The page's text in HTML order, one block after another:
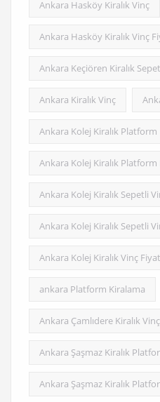
Ankara Hasköy Kiralık Vinç
Ankara Hasköy Kiralık Vinç
Ankara Keçiören Kiralık
Ankara Kiralık Vinç
Ankara Kolej Kiralık Platform
Ankara Kolej Kiralık Platform
Ankara Kolej Kiralık Sepetli
Ankara Kolej Kiralık Sepetli
Ankara Kolej Kiralık Vinç
ankara Platform Kiralama
Ankara Çamlıdere Kiralık Vinç
Ankara Şaşmaz Kiralık
Ankara Şaşmaz Kiralık